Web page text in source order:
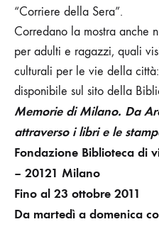
“Corriere della Sera”.
Corredano la mostra anche
per adulti e ragazzi, quali
culturali per le vie della
disponibile sul sito della
Memorie di Milano. Da
attraverso i libri e le
Fondazione Biblioteca di
– 20121 Milano
Fino al 23 ottobre 2011
Da martedì a domenica